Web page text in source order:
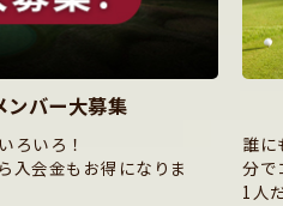
証プレー
、スコアも、空気も、自
ゴル
修善
ール